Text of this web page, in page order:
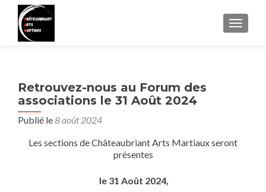
Retrouvez-nous au Forum des
associations le 31 Août 2024
Publié le8 août 2024
Les sections de Châteaubriant Arts Martiaux seront
présentes
le 31 Août 2024,